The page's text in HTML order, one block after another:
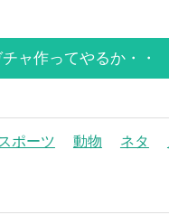
ャ作ってやるか・・
スポーツ 動物 ネタ